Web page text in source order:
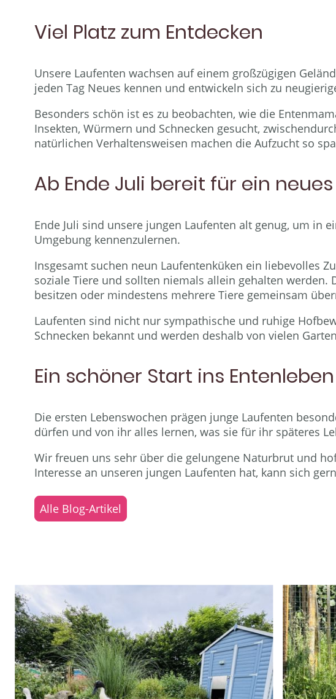
Viel Platz zum Entdecken
Unsere Laufenten wachsen auf einem großzügigen
jeden Tag Neues kennen und entwickeln sich zu
Besonders schön ist es zu beobachten, wie die
Insekten, Würmern und Schnecken gesucht,
natürlichen Verhaltensweisen machen die Aufzucht so
Ab Ende Juli bereit für ein
Ende Juli sind unsere jungen Laufenten alt genug, um in
Umgebung kennenzulernen.
Insgesamt suchen neun Laufentenküken ein liebevolles
soziale Tiere und sollten niemals allein gehalten werden.
besitzen oder mindestens mehrere Tiere gemeinsam
Laufenten sind nicht nur sympathische und ruhige
Schnecken bekannt und werden deshalb von vielen
Ein schöner Start ins Entenleben
Die ersten Lebenswochen prägen junge Laufenten
dürfen und von ihr alles lernen, was sie für ihr späteres
Wir freuen uns sehr über die gelungene Naturbrut und
Interesse an unseren jungen Laufenten hat, kann sich
Alle Blog-Artikel